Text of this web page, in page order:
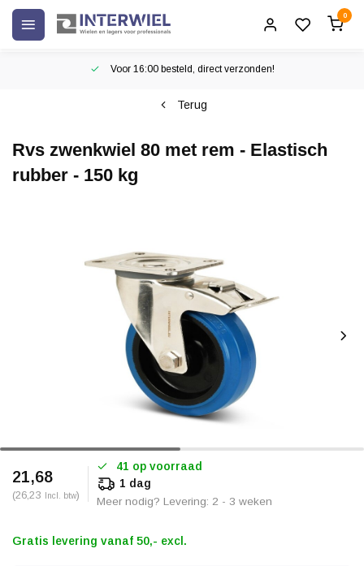
0
Voor 16:00 besteld, direct verzonden!
Terug
Rvs zwenkwiel 80 met rem - Elastisch
rubber - 150 kg
21,68
(26,23 Incl. btw)
41 op voorraad
1 dag
Meer nodig? Levering: 2 - 3 weken
Gratis levering vanaf 50,- excl.